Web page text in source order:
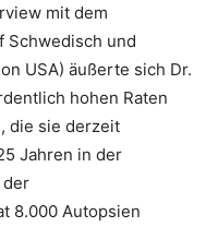
mit dem
Schwedisch und
USA) äußerte sich Dr.
hohen Raten
die sie derzeit
Jahren in der
der
8.000 Autopsien